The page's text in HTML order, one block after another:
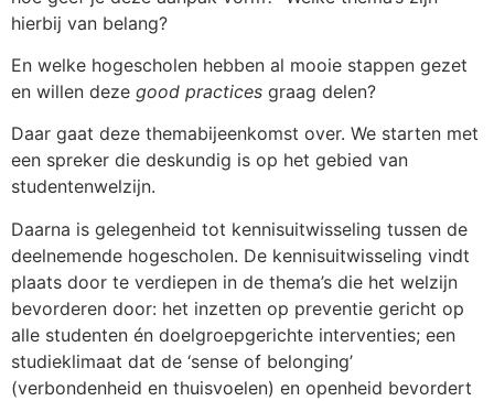
hierbij van belang?
En welke hogescholen hebben al mooie stappen gezet
en willen deze good practices graag delen?
Daar gaat deze themabijeenkomst over. We starten met
een spreker die deskundig is op het gebied van
studentenwelzijn.
Daarna is gelegenheid tot kennisuitwisseling tussen de
deelnemende hogescholen. De kennisuitwisseling vindt
plaats door te verdiepen in de thema’s die het welzijn
bevorderen door: het inzetten op preventie gericht op
alle studenten én doelgroepgerichte interventies; een
studieklimaat dat de ‘sense of belonging’
(verbondenheid en thuisvoelen) en openheid bevordert